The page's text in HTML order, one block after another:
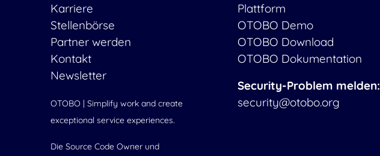
Karriere
Stellenbörse
Partner werden
Kontakt
Newsletter
OTOBO | Simplify work and create
exceptional service experiences.
Die Source Code Owner und
Plattform
OTOBO Demo
OTOBO Download
OTOBO Dokumentation
Security-Problem melden:
security@otobo.org